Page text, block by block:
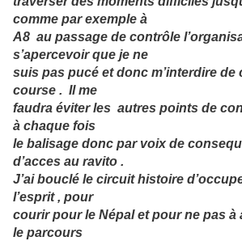
comme par exemple à
A8 au passage de contrôle
s’apercevoir que je ne
suis pas pucé et donc m’interdire de
course . Il me
faudra éviter les autres points de
à chaque fois
le balisage donc par voix de
d’acces au ravito .
J’ai bouclé le circuit histoire
l’esprit , pour
courir pour le Népal et pour ne pas à
le parcours